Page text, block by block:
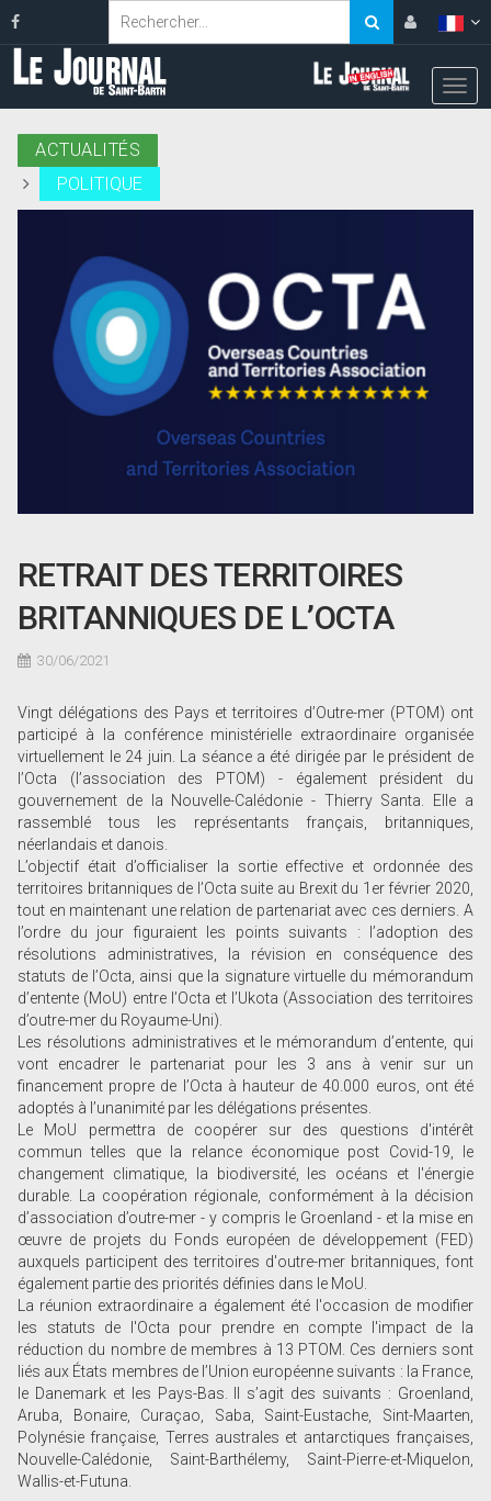
ACTUALITÉS
POLITIQUE
RETRAIT DES TERRITOIRES
BRITANNIQUES DE L’OCTA
30/06/2021
Vingt délégations des Pays et territoires d’Outre-mer (PTOM) ont
participé à la conférence ministérielle extraordinaire organisée
virtuellement le 24 juin. La séance a été dirigée par le président de
l’Octa (l’association des PTOM) - également président du
gouvernement de la Nouvelle-Calédonie - Thierry Santa. Elle a
rassemblé tous les représentants français, britanniques,
néerlandais et danois.
L’objectif était d’officialiser la sortie effective et ordonnée des
territoires britanniques de l’Octa suite au Brexit du 1er février 2020,
tout en maintenant une relation de partenariat avec ces derniers. A
l’ordre du jour figuraient les points suivants : l’adoption des
résolutions administratives, la révision en conséquence des
statuts de l’Octa, ainsi que la signature virtuelle du mémorandum
d’entente (MoU) entre l’Octa et l’Ukota (Association des territoires
d’outre-mer du Royaume-Uni).
Les résolutions administratives et le mémorandum d’entente, qui
vont encadrer le partenariat pour les 3 ans à venir sur un
financement propre de l’Octa à hauteur de 40.000 euros, ont été
adoptés à l’unanimité par les délégations présentes.
Le MoU permettra de coopérer sur des questions d'intérêt
commun telles que la relance économique post Covid-19, le
changement climatique, la biodiversité, les océans et l'énergie
durable. La coopération régionale, conformément à la décision
d’association d’outre-mer - y compris le Groenland - et la mise en
œuvre de projets du Fonds européen de développement (FED)
auxquels participent des territoires d'outre-mer britanniques, font
également partie des priorités définies dans le MoU.
La réunion extraordinaire a également été l'occasion de modifier
les statuts de l'Octa pour prendre en compte l'impact de la
réduction du nombre de membres à 13 PTOM. Ces derniers sont
liés aux États membres de l’Union européenne suivants : la France,
le Danemark et les Pays-Bas. Il s’agit des suivants : Groenland,
Aruba, Bonaire, Curaçao, Saba, Saint-Eustache, Sint-Maarten,
Polynésie française, Terres australes et antarctiques françaises,
Nouvelle-Calédonie, Saint-Barthélemy, Saint-Pierre-et-Miquelon,
Wallis-et-Futuna.